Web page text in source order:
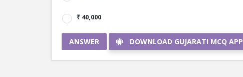
₹ 40,000
ANSWER DOWNLOAD GUJARATI MCQ APP